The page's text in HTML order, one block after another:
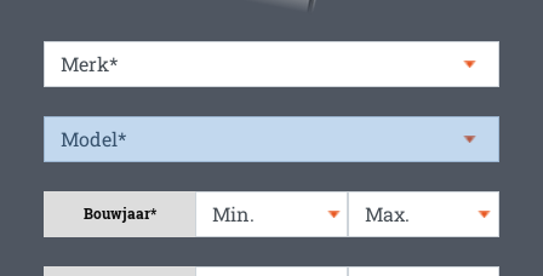
Bouwjaar*